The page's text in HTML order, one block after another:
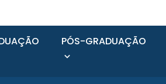
PÓS-GRADUAÇÃO